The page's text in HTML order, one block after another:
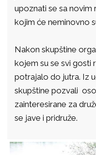
upoznati se sa
kojim će neminovno
Nakon skupštine
kojem su se svi gosti
potrajalo do jutra. Iz
skupštine pozvali
zainteresirane za
se jave i pridruže.